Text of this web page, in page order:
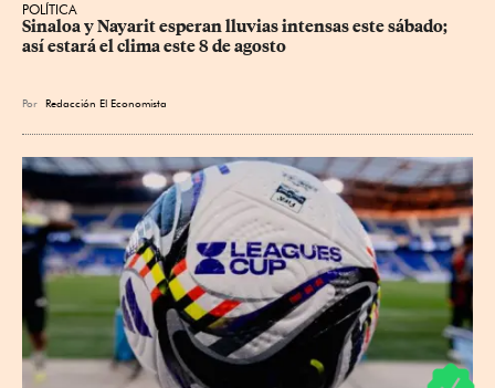
POLÍTICA
Sinaloa y Nayarit esperan lluvias intensas este sábado;
así estará el clima este 8 de agosto
Por Redacción El Economista